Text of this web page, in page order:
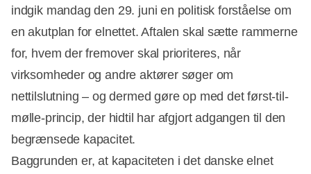
indgik mandag den 29. juni en politisk forståelse om
en akutplan for elnettet. Aftalen skal sætte rammerne
for, hvem der fremover skal prioriteres, når
virksomheder og andre aktører søger om
nettilslutning – og dermed gøre op med det først-til-
mølle-princip, der hidtil har afgjort adgangen til den
begrænsede kapacitet.
Baggrunden er, at kapaciteten i det danske elnet